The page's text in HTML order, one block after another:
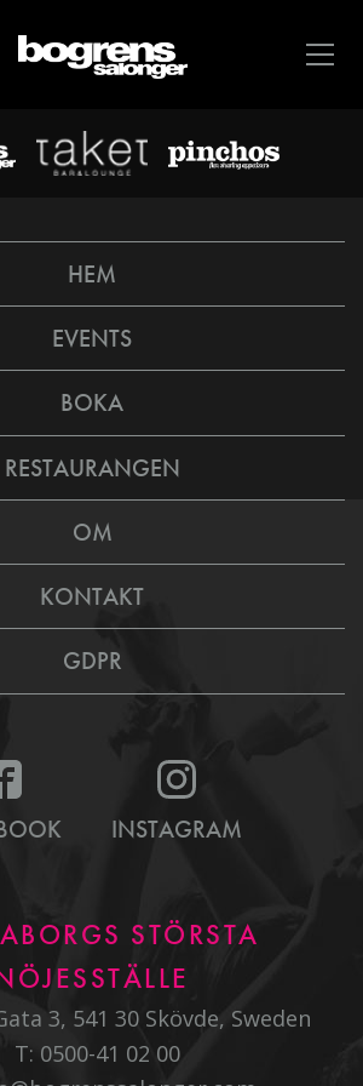
HEM
EVENTS
BOKA
RESTAURANGEN
OM
KONTAKT
GDPR
INSTAGRAM
STÖRSTA
3, 541 30 Skövde, Sweden
T: 0500-41 02 00